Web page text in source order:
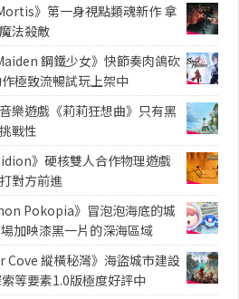
》第一身視點類魂新作 拿
法殺敵
鋼鐵少女》快節奏肉鴿砍
極致流暢試玩上架中
樂遊戲《莉莉狂想曲》只有黑
戰性
》硬核雙人合作物理遊戲
對方前進
Pokopia》冒泡泡海底的城
加映漆黑一片的深海區域
Cove 縱橫秘灣》海盜城市建設
等要素1.0版極度好評中